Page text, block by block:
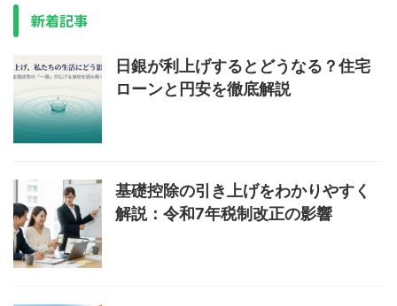
新着記事
日銀が利上げするとどうなる？住宅
ローンと円安を徹底解説
基礎控除の引き上げをわかりやすく
解説：令和7年税制改正の影響